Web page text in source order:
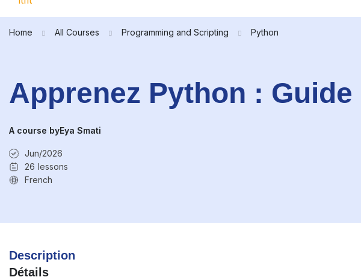
Home All Courses Programming and Scripting Python
Apprenez Python :
A course byEya Smati
Jun/2026
26 lessons
French
Description
Détails